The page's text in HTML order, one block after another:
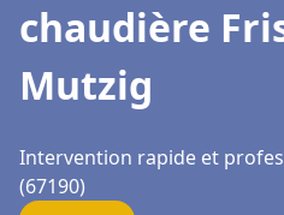
chaudière
Mutzig
Intervention rapide et
(67190)